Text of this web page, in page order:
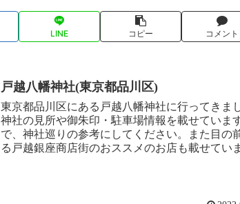
LINE コピー コメント
戸越八幡神社(東京都品川区)
東京都品川区にある戸越八幡神社に行ってきまし
神社の見所や御朱印・駐車場情報を載せていま
で、神社巡りの参考にしてください。また目の
る戸越銀座商店街のおススメのお店も載せてい